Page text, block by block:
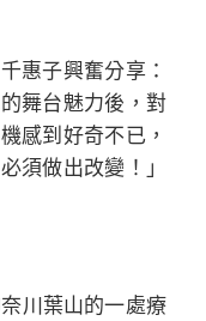
惠子興奮分享：
舞台魅力後，對
感到好奇不已，
須做出改變！」
川葉山的一處療